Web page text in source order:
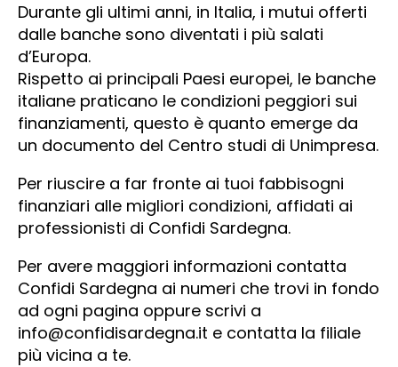
Durante gli ultimi anni, in Italia, i mutui offerti
dalle banche sono diventati i più salati
d’Europa.
Rispetto ai principali Paesi europei, le banche
italiane praticano le condizioni peggiori sui
finanziamenti, questo è quanto emerge da
un documento del Centro studi di Unimpresa.
Per riuscire a far fronte ai tuoi fabbisogni
finanziari alle migliori condizioni, affidati ai
professionisti di Confidi Sardegna.
Per avere maggiori informazioni contatta
Confidi Sardegna ai numeri che trovi in fondo
ad ogni pagina oppure scrivi a
info@confidisardegna.it e contatta la filiale
più vicina a te.